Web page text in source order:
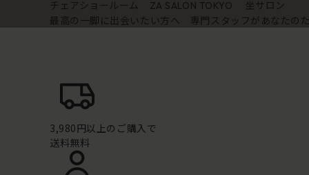
チェアショールーム ZA SALON TOKYO
坐サロン
最高の一脚に出会いたい方へ 専門スタッフがあなたの
3,980円以上のご購入で
送料無料